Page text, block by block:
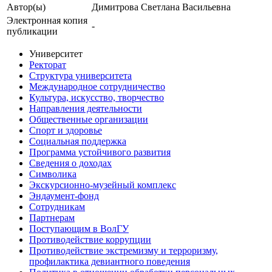
Автор(ы)
Димитрова Светлана Васильевна
Электронная копия
публикации
-
Университет
Ректорат
Структура университета
Международное сотрудничество
Культура, искусство, творчество
Направления деятельности
Общественные организации
Спорт и здоровье
Социальная поддержка
Программа устойчивого развития
Сведения о доходах
Символика
Экскурсионно-музейный комплекс
Эндаумент-фонд
Сотрудникам
Партнерам
Поступающим в ВолГУ
Противодействие коррупции
Противодействие экстремизму и терроризму,
профилактика девиантного поведения